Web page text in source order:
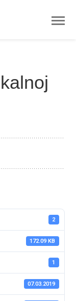
2
172.09 KB
1
07.03.2019